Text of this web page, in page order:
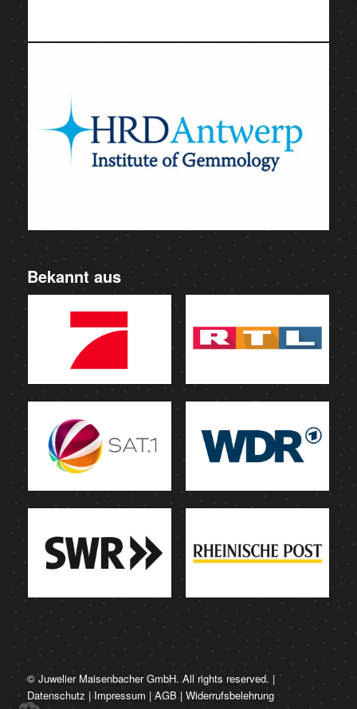
Bekannt aus
© Juwelier Maisenbacher GmbH. All rights reserved. |
Datenschutz | Impressum | AGB | Widerrufsbelehrung